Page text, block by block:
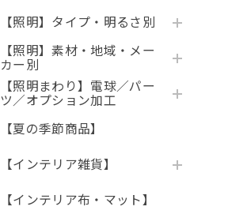
【照明】タイプ・明るさ別
【照明】素材・地域・メー
カー別
【照明まわり】電球／パー
ツ／オプション加工
【夏の季節商品】
【インテリア雑貨】
【インテリア布・マット】